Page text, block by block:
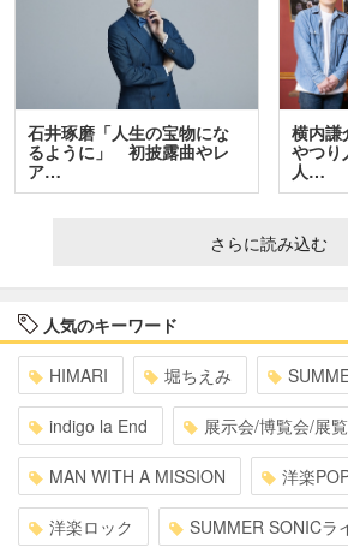
石井琢磨「人生の宝物にな
るように」 初披露曲やレ
ア…
横内謙
やつ
人…
さらに読み込む
人気のキーワード
HIMARI 堀ちえみ
indigo la End 展示会/博覧会/展
MAN WITH A MISSION 洋楽
洋楽ロック SUMMER SONICラ